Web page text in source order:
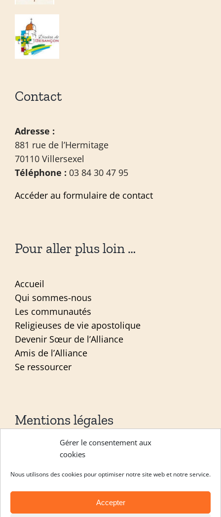
Gérer le consentement aux
cookies
Nous utilisons des cookies pour optimiser notre site web et notre service.
Accepter
Contact
Adresse :
881 rue de l’Hermitage
70110 Villersexel
Téléphone : 03 84 30 47 95
Accéder au formulaire de contact
Pour aller plus loin …
Accueil
Qui sommes-nous
Les communautés
Religieuses de vie apostolique
Devenir Sœur de l’Alliance
Amis de l’Alliance
Se ressourcer
Mentions légales
Mentions légales